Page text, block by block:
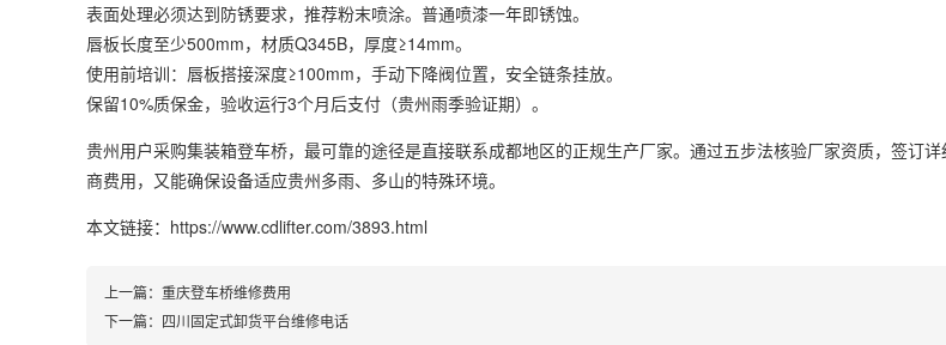
表面处理必须达到防锈要求，推荐粉末喷涂。普通喷漆一年即锈蚀。
唇板长度至少500mm，材质Q345B，厚度≥14mm。
使用前培训：唇板搭接深度≥100mm，手动下降阀位置，安全链条挂放。
保留10%质保金，验收运行3个月后支付（贵州雨季验证期）。
贵州用户采购集装箱登车桥，最可靠的途径是直接联系成都地区的正规生产厂家。通过五步法核验厂家资质，签订
商费用，又能确保设备适应贵州多雨、多山的特殊环境。
本文链接：https://www.cdlifter.com/3893.html
上一篇： 重庆登车桥维修费用
下一篇： 四川固定式卸货平台维修电话